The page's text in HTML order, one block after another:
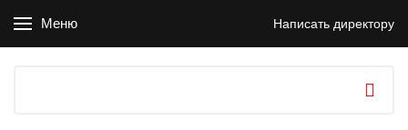
Меню Написать директору